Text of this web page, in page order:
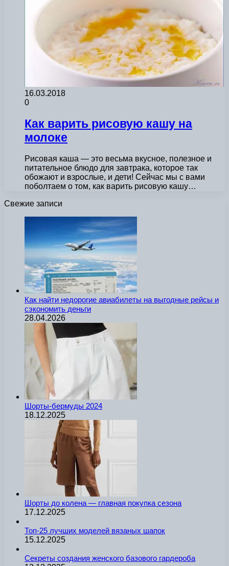
16.03.2018
0
Как варить рисовую кашу на
молоке
Рисовая каша — это весьма вкусное, полезное и
питательное блюдо для завтрака, которое так
обожают и взрослые, и дети! Сейчас мы с вами
поболтаем о том, как варить рисовую кашу…
Свежие записи
Как найти недорогие авиабилеты на выгодные рейсы и
сэкономить деньги
28.04.2026
Шорты-бермуды 2024
18.12.2025
Шорты до колена — главная покупка сезона
17.12.2025
Топ-25 лучших моделей вязаных шапок
15.12.2025
Секреты создания женского базового гардероба